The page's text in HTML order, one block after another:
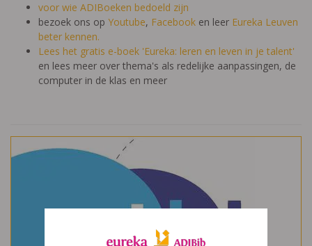
voor wie ADIBoeken bedoeld zijn
bezoek ons op Youtube, Facebook en leer Eureka Leuven
beter kennen.
Lees het gratis e-boek 'Eureka: leren en leven in je talent'
en lees meer over thema's als redelijke aanpassingen, de
computer in de klas en meer